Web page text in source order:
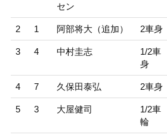
セン
2 1 阿部将大（追加） 2車身
3 4 中村圭志
1/2車
身
4 7 久保田泰弘 2車身
5 3 大屋健司
1/2車
輪